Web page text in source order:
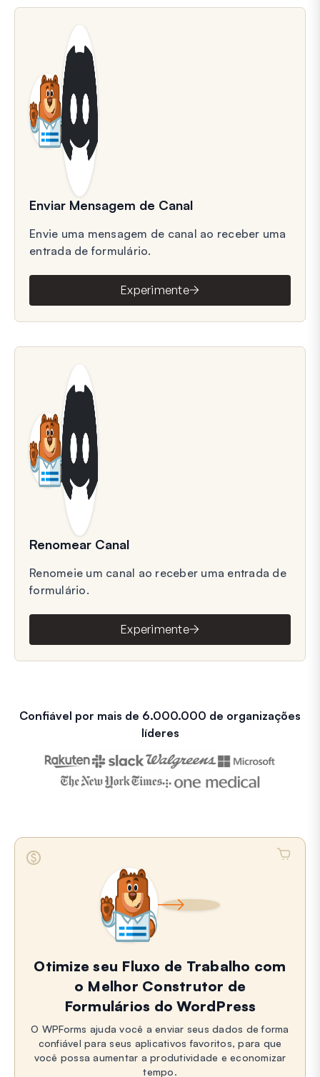
Enviar Mensagem de Canal
Envie uma mensagem de canal ao receber uma
entrada de formulário.
Experimente
Renomear Canal
Renomeie um canal ao receber uma entrada de
formulário.
Experimente
Confiável por mais de 6.000.000 de organizações
líderes
Otimize seu Fluxo de Trabalho com
o Melhor Construtor de
Formulários do WordPress
O WPForms ajuda você a enviar seus dados de forma
confiável para seus aplicativos favoritos, para que
você possa aumentar a produtividade e economizar
tempo.